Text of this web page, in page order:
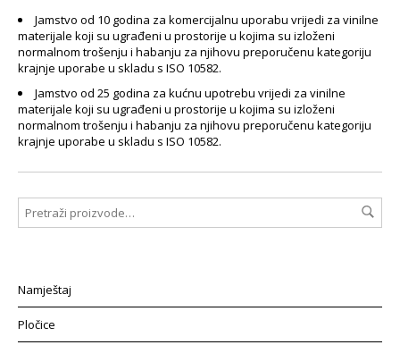
Jamstvo od 10 godina za komercijalnu uporabu vrijedi za vinilne
materijale koji su ugrađeni u prostorije u kojima su izloženi
normalnom trošenju i habanju za njihovu preporučenu kategoriju
krajnje uporabe u skladu s ISO 10582.
Jamstvo od 25 godina za kućnu upotrebu vrijedi za vinilne
materijale koji su ugrađeni u prostorije u kojima su izloženi
normalnom trošenju i habanju za njihovu preporučenu kategoriju
krajnje uporabe u skladu s ISO 10582.
Namještaj
Pločice